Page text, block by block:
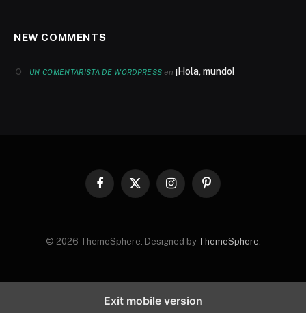
NEW COMMENTS
UN COMENTARISTA DE WORDPRESS en¡Hola, mundo!
Facebook
X
InstagramPinterest
© 2026 ThemeSphere. Designed by ThemeSphere
Exit mobile version